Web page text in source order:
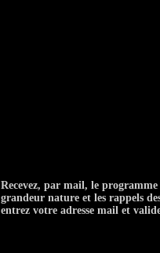
Recevez, par mail, le
grandeur nature et les rappels
entrez votre adresse mail et